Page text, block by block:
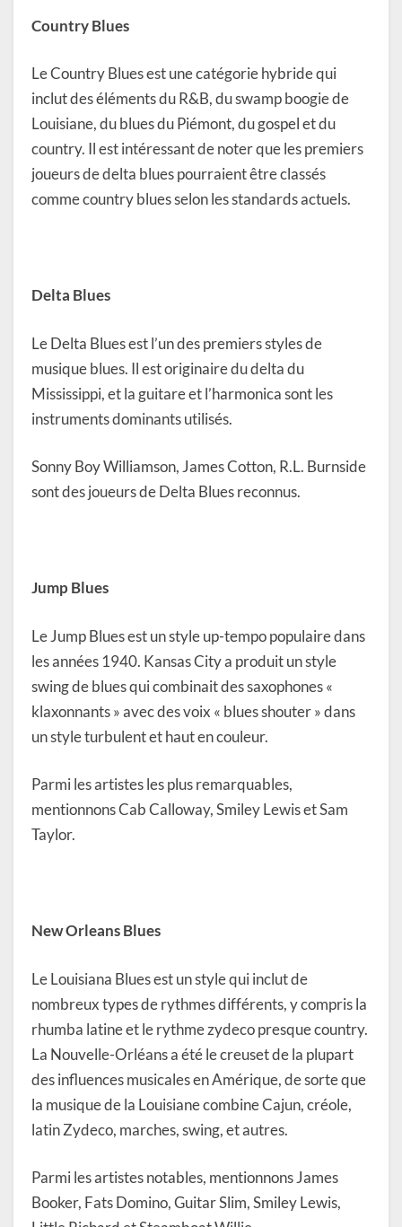
Country Blues
Le Country Blues est une catégorie hybride qui
inclut des éléments du R&B, du swamp boogie de
Louisiane, du blues du Piémont, du gospel et du
country. Il est intéressant de noter que les premiers
joueurs de delta blues pourraient être classés
comme country blues selon les standards actuels.
Delta Blues
Le Delta Blues est l’un des premiers styles de
musique blues. Il est originaire du delta du
Mississippi, et la guitare et l’harmonica sont les
instruments dominants utilisés.
Sonny Boy Williamson, James Cotton, R.L. Burnside
sont des joueurs de Delta Blues reconnus.
Jump Blues
Le Jump Blues est un style up-tempo populaire dans
les années 1940. Kansas City a produit un style
swing de blues qui combinait des saxophones «
klaxonnants » avec des voix « blues shouter » dans
un style turbulent et haut en couleur.
Parmi les artistes les plus remarquables,
mentionnons Cab Calloway, Smiley Lewis et Sam
Taylor.
New Orleans Blues
Le Louisiana Blues est un style qui inclut de
nombreux types de rythmes différents, y compris la
rhumba latine et le rythme zydeco presque country.
La Nouvelle-Orléans a été le creuset de la plupart
des influences musicales en Amérique, de sorte que
la musique de la Louisiane combine Cajun, créole,
latin Zydeco, marches, swing, et autres.
Parmi les artistes notables, mentionnons James
Booker, Fats Domino, Guitar Slim, Smiley Lewis,